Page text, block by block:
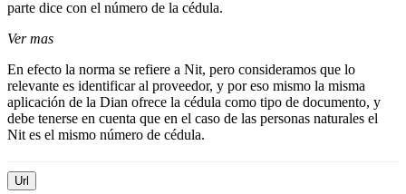
parte dice con el número de la cédula.
Ver mas
En efecto la norma se refiere a Nit, pero consideramos que lo
relevante es identificar al proveedor, y por eso mismo la misma
aplicación de la Dian ofrece la cédula como tipo de documento, y
debe tenerse en cuenta que en el caso de las personas naturales el
Nit es el mismo número de cédula.
Url